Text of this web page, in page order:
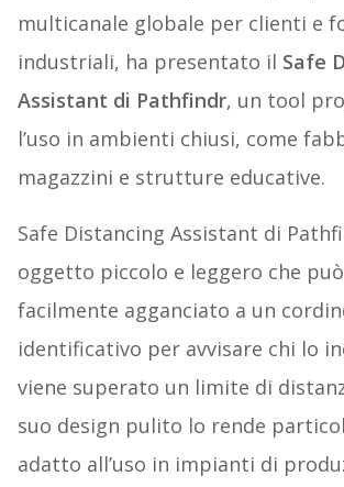
multicanale globale per clienti e
industriali, ha presentato il Safe
Assistant di Pathfindr, un tool
l’uso in ambienti chiusi, come
magazzini e strutture educative.
Safe Distancing Assistant di
oggetto piccolo e leggero che
facilmente agganciato a un
identificativo per avvisare chi lo
viene superato un limite di
suo design pulito lo rende
adatto all’uso in impianti di